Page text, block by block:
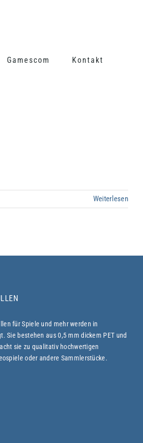
Gamescom Kontakt
Weiterlesen
für Spiele und mehr werden in
Sie bestehen aus 0,5 mm dickem PET und
sie zu qualitativ hochwertigen
oder andere Sammlerstücke.